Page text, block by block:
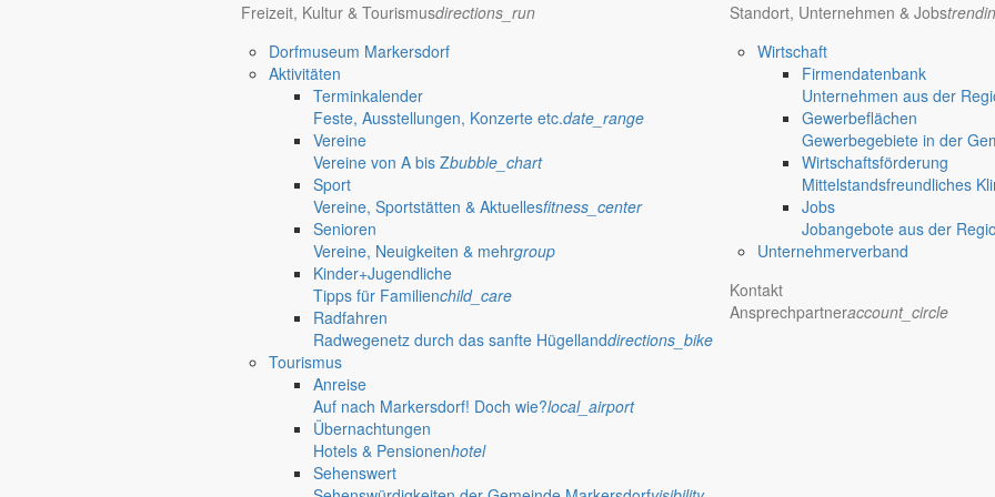
Freizeit, Kultur & Tourismusdirections_run
Dorfmuseum Markersdorf
Aktivitäten
Terminkalender
Feste, Ausstellungen, Konzerte etc.date_range
Vereine
Vereine von A bis Zbubble_chart
Sport
Vereine, Sportstätten & Aktuellesfitness_center
Senioren
Vereine, Neuigkeiten & mehrgroup
Kinder+Jugendliche
Tipps für Familienchild_care
Radfahren
Radwegenetz durch das sanfte Hügellanddirections_bike
Tourismus
Anreise
Auf nach Markersdorf! Doch wie?local_airport
Übernachtungen
Hotels & Pensionenhotel
Sehenswert
Standort, Unternehmen & Jobs
Wirtschaft
Firmendatenbank
Unternehmen aus der
Gewerbeflächen
Gewerbegebiete in der
Wirtschaftsförderung
Mittelstandsfreundliches
Jobs
Jobangebote aus der
Unternehmerverband
Kontakt
Ansprechpartneraccount_circle
Bebauungsplan für Erweiterung der Brewes GmbH
Die Gemeinde Markersdorf informiert über die frühzeitige Beteiligung der Öffentlichkeit zum Vorhabenbezogenen Bebauungsplan „Brewes –
Bekanntmachung über die öffentliche Auslegung
Vorhabenbezogener Bebauungsplan „BS 13 - Seehäuser Insel der Sinne“ am
Bekanntmachung über die öffentliche Auslegung des Vorhabenbezogenen Bebauungsplanes „BS 13 - Seehäuser Insel der Sinne“ am
Bekanntmachung über die öffentliche Auslegung
Vorhabenbezogener Bebauungsplan „BS 14 – Südliche Hafenzeile“ am Berzdorfer
Bekanntmachung über die öffentliche Auslegung des Vorhabenbezogenen Bebauungsplanes „BS 14 – Südliche Hafenzeile“ am Berzdorfer